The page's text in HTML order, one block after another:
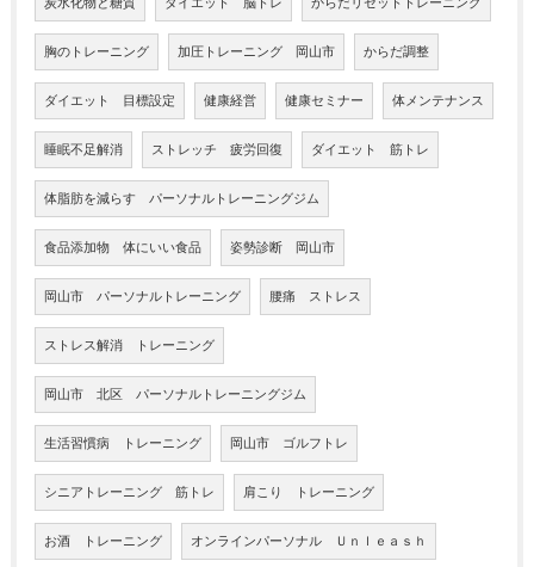
胸のトレーニング 加圧トレーニング 岡山市 からだ調整
ダイエット 目標設定 健康経営 健康セミナー 体メンテナンス
睡眠不足解消 ストレッチ 疲労回復 ダイエット 筋トレ
体脂肪を減らす パーソナルトレーニングジム
食品添加物 体にいい食品 姿勢診断 岡山市
岡山市 パーソナルトレーニング 腰痛 ストレス
ストレス解消 トレーニング
岡山市 北区 パーソナルトレーニングジム
生活習慣病 トレーニング 岡山市 ゴルフトレ
シニアトレーニング 筋トレ 肩こり トレーニング
お酒 トレーニング オンラインパーソナル Ｕｎｌｅａｓｈ